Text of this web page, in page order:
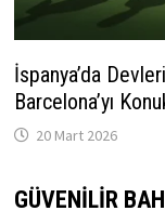
İspanya’da
Barcelona’yı
20 Mart 2026
GÜVENILIR